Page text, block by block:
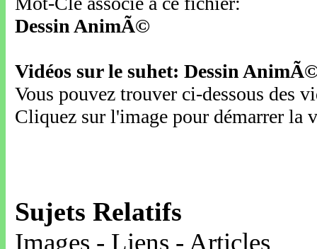
Dessin AnimÃ©
Vidéos sur le suhet: Dessin
Vous pouvez trouver ci-dessous des
Cliquez sur l'image pour démarrer la
Sujets Relatifs
Images - Liens - Articles